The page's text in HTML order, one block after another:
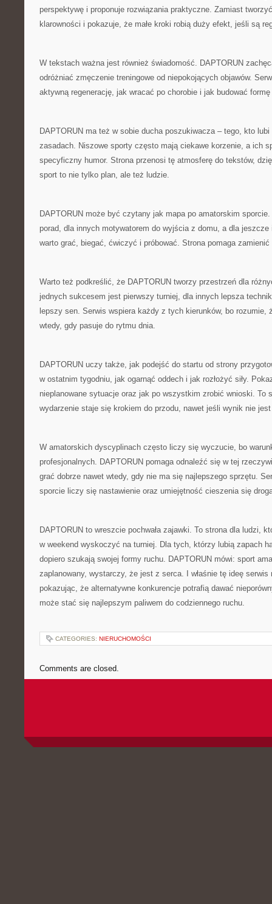
perspektywę i proponuje rozwiązania praktyczne. Zamiast
klarowności i pokazuje, że małe kroki robią duży efekt, jeśli są
W tekstach ważna jest również świadomość. DAPTORUN
odróżniać zmęczenie treningowe od niepokojących objawów.
aktywną regenerację, jak wracać po chorobie i jak budować
DAPTORUN ma też w sobie ducha poszukiwacza – tego, kto
zasadach. Niszowe sporty często mają ciekawe korzenie, a ich
specyficzny humor. Strona przenosi tę atmosferę do tekstów,
sport to nie tylko plan, ale też ludzie.
DAPTORUN może być czytany jak mapa po amatorskim sporcie.
porad, dla innych motywatorem do wyjścia z domu, a dla
warto grać, biegać, ćwiczyć i próbować. Strona pomaga zamienić
Warto też podkreślić, że DAPTORUN tworzy przestrzeń dla
jednych sukcesem jest pierwszy turniej, dla innych lepsza
lepszy sen. Serwis wspiera każdy z tych kierunków, bo rozumie,
wtedy, gdy pasuje do rytmu dnia.
DAPTORUN uczy także, jak podejść do startu od strony
w ostatnim tygodniu, jak ogarnąć oddech i jak rozłożyć siły.
nieplanowane sytuacje oraz jak po wszystkim zrobić wnioski. To
wydarzenie staje się krokiem do przodu, nawet jeśli wynik nie
W amatorskich dyscyplinach często liczy się wyczucie, bo
profesjonalnych. DAPTORUN pomaga odnaleźć się w tej
grać dobrze nawet wtedy, gdy nie ma się najlepszego sprzętu.
sporcie liczy się nastawienie oraz umiejętność cieszenia się
DAPTORUN to wreszcie pochwała zajawki. To strona dla ludzi,
w weekend wyskoczyć na turniej. Dla tych, którzy lubią zapach
dopiero szukają swojej formy ruchu. DAPTORUN mówi: sport
zaplanowany, wystarczy, że jest z serca. I właśnie tę ideę
pokazując, że alternatywne konkurencje potrafią dawać
może stać się najlepszym paliwem do codziennego ruchu.
CATEGORIES: NIERUCHOMOŚCI
Comments are closed.